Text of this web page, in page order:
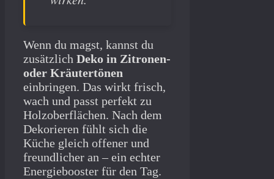
Wenn du magst, kannst du
zusätzlich Deko in Zitronen-
oder Kräutertönen
einbringen. Das wirkt frisch,
wach und passt perfekt zu
Holzoberflächen. Nach dem
Dekorieren fühlt sich die
Küche gleich offener und
freundlicher an – ein echter
Energiebooster für den Tag.